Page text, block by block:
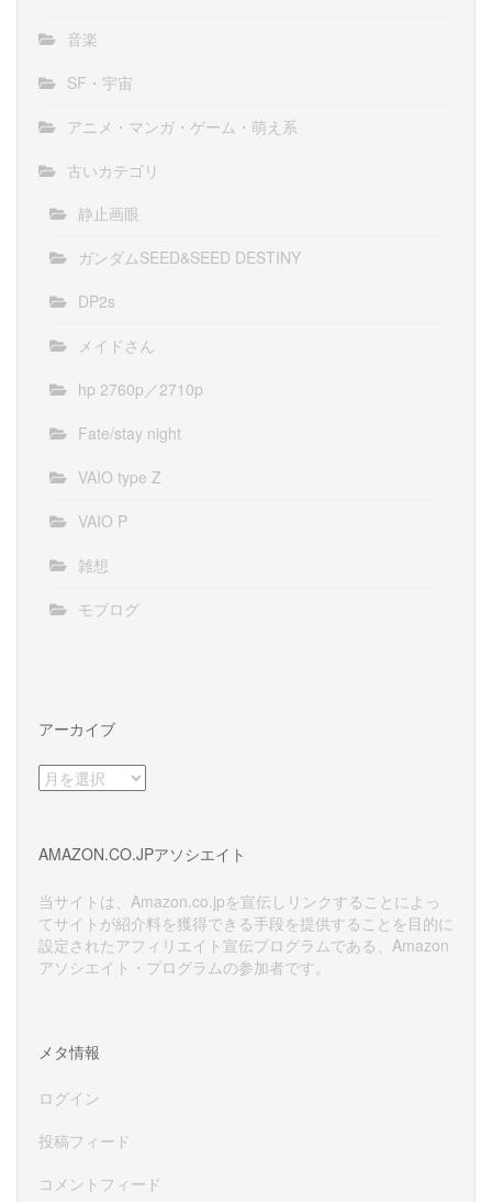
音楽
SF・宇宙
アニメ・マンガ・ゲーム・萌え系
古いカテゴリ
静止画眼
ガンダムSEED&SEED DESTINY
DP2s
メイドさん
hp 2760p／2710p
Fate/stay night
VAIO type Z
VAIO P
雑想
モブログ
アーカイブ
ア
ー
ブ
AMAZON.CO.JPアソシエイト
当サイトは、Amazon.co.jpを宣伝しリンクすることによっ
てサイトが紹介料を獲得できる手段を提供することを目的に
設定されたアフィリエイト宣伝プログラムである、Amazon
アソシエイト・プログラムの参加者です。
メタ情報
ログイン
投稿フィード
コメントフィード